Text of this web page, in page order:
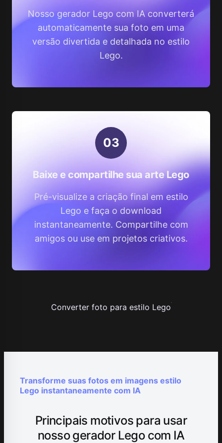
Nosso gerador Lego com IA converterá
automaticamente sua foto em uma
versão divertida e detalhada no estilo
Lego.
03
Baixe e compartilhe sua arte Lego
Pré-visualize a criação final em estilo
Lego e faça o download
instantaneamente. Compartilhe com
amigos ou use em projetos criativos.
Converter foto para estilo Lego
Transforme suas fotos em imagens estilo
Lego instantaneamente com IA
Principais motivos para usar
nosso gerador Lego com IA